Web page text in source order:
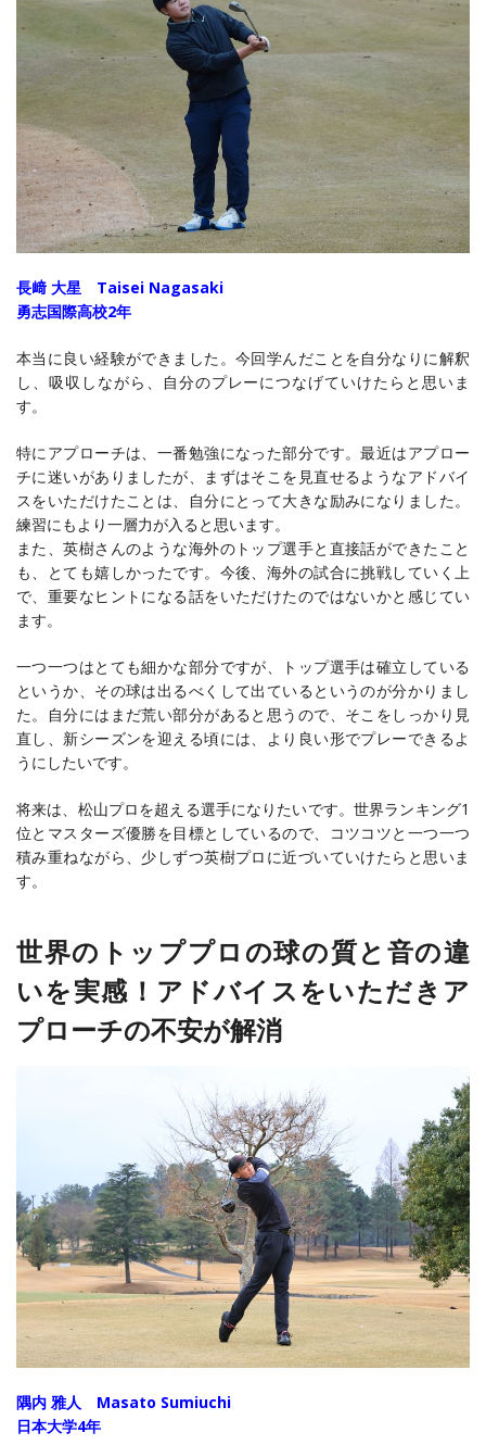
長﨑 大星 Taisei Nagasaki
勇志国際高校2年
本当に良い経験ができました。今回学んだことを自分なりに解釈
し、吸収しながら、自分のプレーにつなげていけたらと思いま
す。
特にアプローチは、一番勉強になった部分です。最近はアプロー
チに迷いがありましたが、まずはそこを見直せるようなアドバイ
スをいただけたことは、自分にとって大きな励みになりました。
練習にもより一層力が入ると思います。
また、英樹さんのような海外のトップ選手と直接話ができたこと
も、とても嬉しかったです。今後、海外の試合に挑戦していく上
で、重要なヒントになる話をいただけたのではないかと感じてい
ます。
一つ一つはとても細かな部分ですが、トップ選手は確立している
というか、その球は出るべくして出ているというのが分かりまし
た。自分にはまだ荒い部分があると思うので、そこをしっかり見
直し、新シーズンを迎える頃には、より良い形でプレーできるよ
うにしたいです。
将来は、松山プロを超える選手になりたいです。世界ランキング1
位とマスターズ優勝を目標としているので、コツコツと一つ一つ
積み重ねながら、少しずつ英樹プロに近づいていけたらと思いま
す。
世界のトッププロの球の質と音の違
いを実感！アドバイスをいただきア
プローチの不安が解消
隅内 雅人 Masato Sumiuchi
日本大学4年